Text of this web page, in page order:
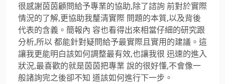
很感謝茵茵顧問給予專業的協助,除了諮詢 前對於實際
情況的了解,更協助我釐清實際 問題的本質,以及背後
代表的含義。簡報內 容也看得出來相當仔細的研究跟
分析,所以 都能針對疑問給予最實際且實用的建議。這
讓我更能明白該如何調整最有效,也讓我很 迅速的進入
狀況,最喜歡的就是茵茵把專業 說的很好懂,不會像一
般諸詢完之後卻不知 道該如何進行下一步。